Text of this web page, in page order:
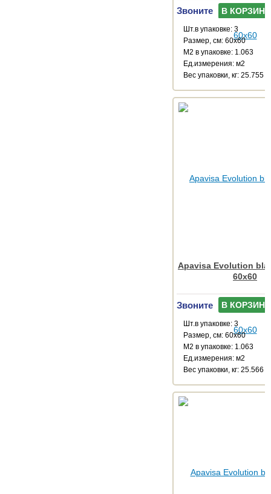
Звоните В КОРЗИНУ
Шт.в упаковке: 3
Размер, см: 60x60
М2 в упаковке: 1.063
Ед.измерения: м2
Веc упаковки, кг: 25.755
Apavisa Evolution
60x60
Звоните В КОРЗИНУ
Шт.в упаковке: 3
Размер, см: 60x60
М2 в упаковке: 1.063
Ед.измерения: м2
Веc упаковки, кг: 25.566